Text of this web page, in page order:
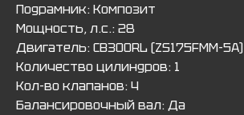
Подрамник: Композит
Мощность, л.с.: 28
Двигатель: CB300RL (ZS175FMM-5A)
Количество цилиндров: 1
Кол-во клапанов: 4
Балансировочный вал: Да